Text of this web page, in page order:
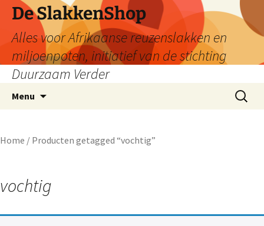
De SlakkenShop
Alles voor Afrikaanse reuzenslakken en
miljoenpoten, initiatief van de stichting
Duurzaam Verder
Menu
Zoeken
naar:
Home / Producten getagged “vochtig”
vochtig